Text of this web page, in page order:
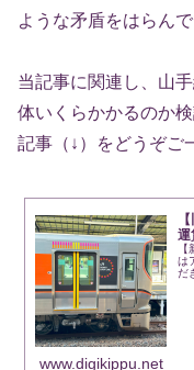
ような矛盾をはらんで
当記事に関連し、山
体いくらかかるのか
記事（↓）をどうぞご
運
は
だ
www.digikippu.net